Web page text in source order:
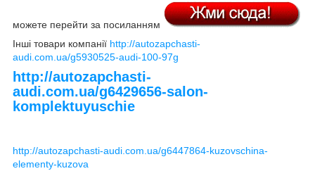
можете перейти за посиланням
Інші товари компанії http://autozapchasti-
audi.com.ua/g5930525-audi-100-97g
http://autozapchasti-
audi.com.ua/g6429656-salon-
komplektuyuschie
http://autozapchasti-audi.com.ua/g6447864-kuzovschina-
elementy-kuzova